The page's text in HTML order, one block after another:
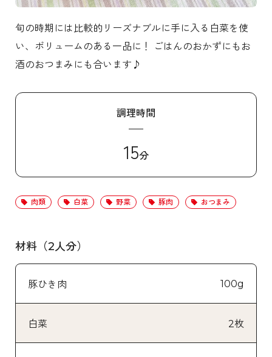
旬の時期には比較的リーズナブルに手に入る白菜を使
い、ボリュームのある一品に！ ごはんのおかずにもお
酒のおつまみにも合います♪
調理時間
15分
肉類 白菜 野菜 豚肉 おつまみ
材料（2人分）
豚ひき肉 100g
白菜 2枚